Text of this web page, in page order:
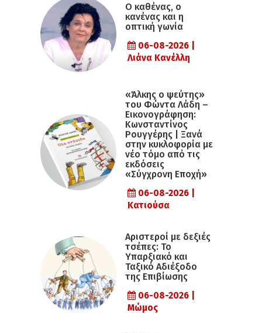
Ο καθένας, ο
κανένας και η
οπτική γωνία
06-08-2026 |
Λιάνα Κανέλλη
«Άλκης ο ψεύτης»
του Φώντα Λάδη –
Εικονογράφηση:
Κωνσταντίνος
Ρουγγέρης | Ξανά
στην κυκλοφορία με
νέο τόμο από τις
εκδόσεις
«Σύγχρονη Εποχή»
06-08-2026 |
Κατιούσα
Αριστεροί με δεξιές
τσέπες: Το
Υπαρξιακό και
Ταξικό Αδιέξοδο
της Επιβίωσης
06-08-2026 |
Μώμος